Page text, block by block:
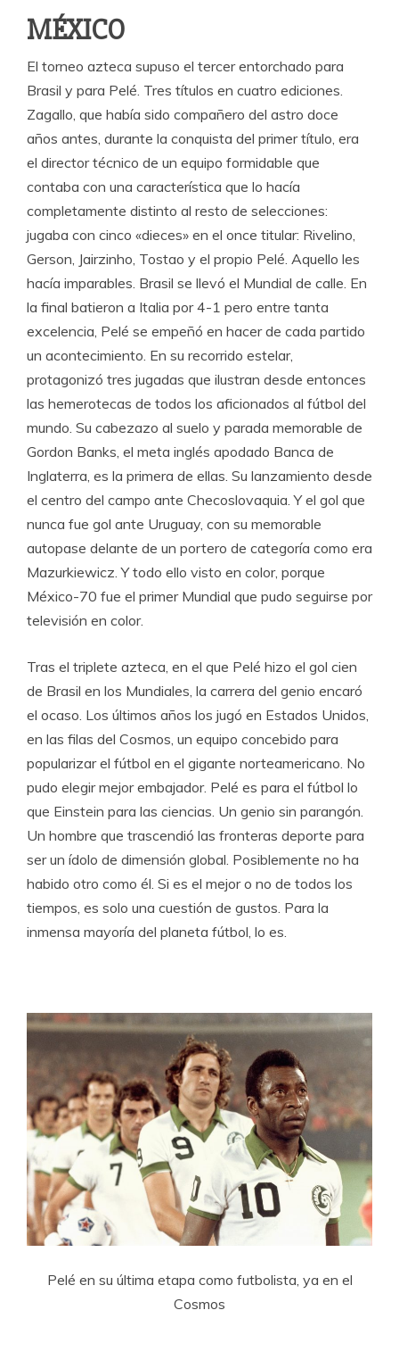
MÉXICO
El torneo azteca supuso el tercer entorchado para
Brasil y para Pelé. Tres títulos en cuatro ediciones.
Zagallo, que había sido compañero del astro doce
años antes, durante la conquista del primer título, era
el director técnico de un equipo formidable que
contaba con una característica que lo hacía
completamente distinto al resto de selecciones:
jugaba con cinco «dieces» en el once titular: Rivelino,
Gerson, Jairzinho, Tostao y el propio Pelé. Aquello les
hacía imparables. Brasil se llevó el Mundial de calle. En
la final batieron a Italia por 4-1 pero entre tanta
excelencia, Pelé se empeñó en hacer de cada partido
un acontecimiento. En su recorrido estelar,
protagonizó tres jugadas que ilustran desde entonces
las hemerotecas de todos los aficionados al fútbol del
mundo. Su cabezazo al suelo y parada memorable de
Gordon Banks, el meta inglés apodado Banca de
Inglaterra, es la primera de ellas. Su lanzamiento desde
el centro del campo ante Checoslovaquia. Y el gol que
nunca fue gol ante Uruguay, con su memorable
autopase delante de un portero de categoría como era
Mazurkiewicz. Y todo ello visto en color, porque
México-70 fue el primer Mundial que pudo seguirse por
televisión en color.
Tras el triplete azteca, en el que Pelé hizo el gol cien
de Brasil en los Mundiales, la carrera del genio encaró
el ocaso. Los últimos años los jugó en Estados Unidos,
en las filas del Cosmos, un equipo concebido para
popularizar el fútbol en el gigante norteamericano. No
pudo elegir mejor embajador. Pelé es para el fútbol lo
que Einstein para las ciencias. Un genio sin parangón.
Un hombre que trascendió las fronteras deporte para
ser un ídolo de dimensión global. Posiblemente no ha
habido otro como él. Si es el mejor o no de todos los
tiempos, es solo una cuestión de gustos. Para la
inmensa mayoría del planeta fútbol, lo es.
Pelé en su última etapa como futbolista, ya en el
Cosmos